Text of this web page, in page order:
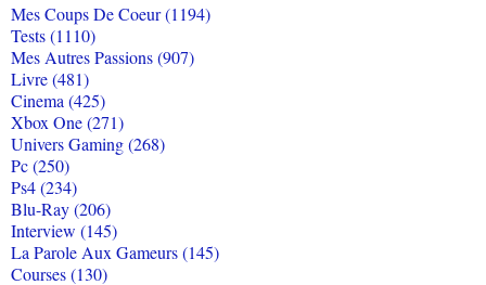
Mes Coups De Coeur (1194)
Tests (1110)
Mes Autres Passions (907)
Livre (481)
Cinema (425)
Xbox One (271)
Univers Gaming (268)
Pc (250)
Ps4 (234)
Blu-Ray (206)
Interview (145)
La Parole Aux Gameurs (145)
Courses (130)